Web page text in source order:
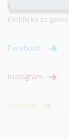
Wir posten auf
Einblicke zu
Facebook
Instagram
Youtube